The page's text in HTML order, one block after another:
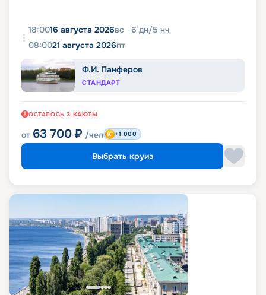
18:0016 августа 2026вс 6 дн/5 нч
08:0021 августа 2026пт
Ф.И. Панферов
СТАНДАРТ
ОСТАЛОСЬ 3 КАЮТЫ
от 63 700 ₽ /чел +1 000
Выбрать круиз